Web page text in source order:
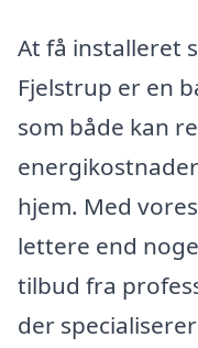
At få installeret
Fjelstrup er en
som både kan
hjem. Med
lettere end
tilbud fra
der